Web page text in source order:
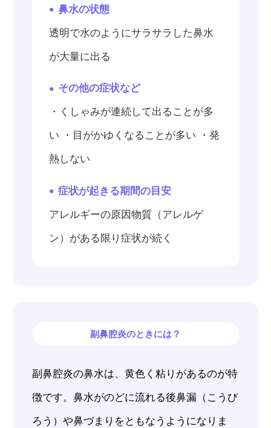
鼻水の状態
透明で水のようにサラサラした鼻水
が大量に出る
その他の症状など
・くしゃみが連続して出ることが多
い ・目がかゆくなることが多い ・発
熱しない
症状が起きる期間の目安
アレルギーの原因物質（アレルゲ
ン）がある限り症状が続く
副鼻腔炎のときには？
副鼻腔炎の鼻水は、黄色く粘りがあるのが特
徴です。鼻水がのどに流れる後鼻漏（こうび
ろう）や鼻づまりをともなうようになりま